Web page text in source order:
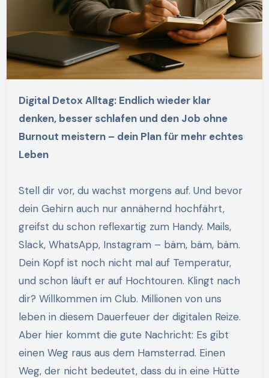
Digital Detox Alltag: Endlich wieder klar
denken, besser schlafen und den Job ohne
Burnout meistern – dein Plan für mehr echtes
Leben
Stell dir vor, du wachst morgens auf. Und bevor
dein Gehirn auch nur annähernd hochfährt,
greifst du schon reflexartig zum Handy. Mails,
Slack, WhatsApp, Instagram – bäm, bäm, bäm.
Dein Kopf ist noch nicht mal auf Temperatur,
und schon läuft er auf Hochtouren. Klingt nach
dir? Willkommen im Club. Millionen von uns
leben in diesem Dauerfeuer der digitalen Reize.
Aber hier kommt die gute Nachricht: Es gibt
einen Weg raus aus dem Hamsterrad. Einen
Weg, der nicht bedeutet, dass du in eine Hütte